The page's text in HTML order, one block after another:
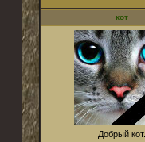
кот
Добрый кот.